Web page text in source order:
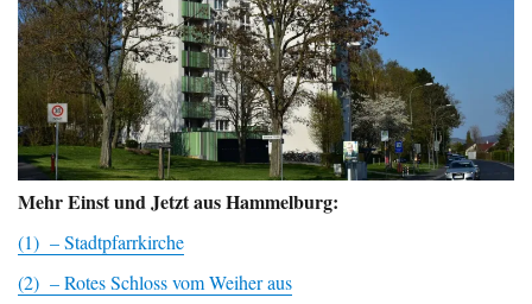
Mehr Einst und Jetzt aus Hammelburg:
(1) – Stadtpfarrkirche
(2) – Rotes Schloss vom Weiher aus